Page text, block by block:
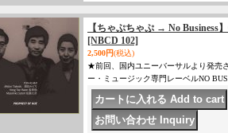
【ちゃぷちゃぷ → No Business
[NBCD 102]
2,500円(税込)
★前回、国内ユニーバーサルより発売
ー・ミュージック専門レーベルNO